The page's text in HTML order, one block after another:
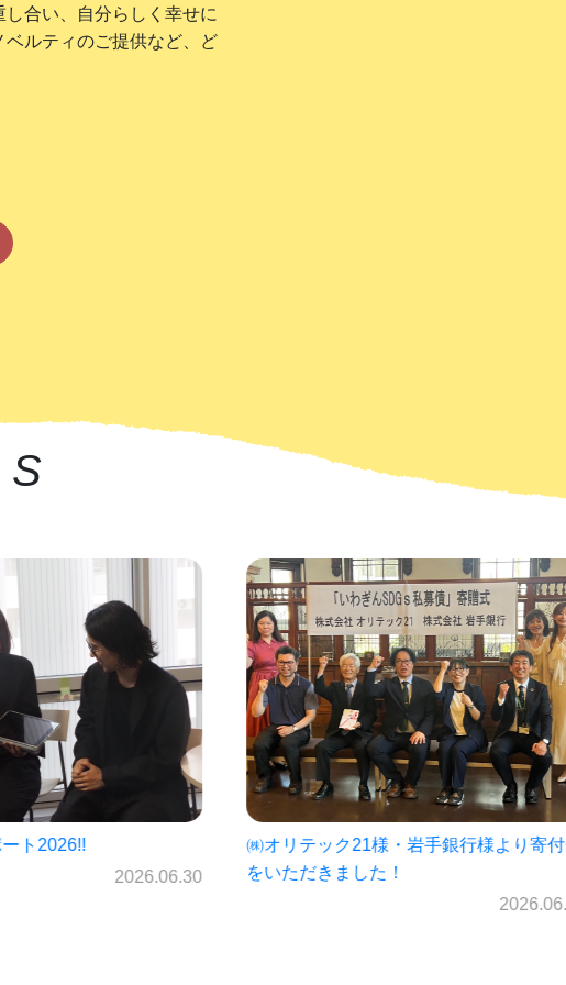
合い、自分らしく幸せに
ルティのご提供など、ど
㈱オリテック21様・岩手銀行様より寄付金
をいただきました！
仙北中学校未来